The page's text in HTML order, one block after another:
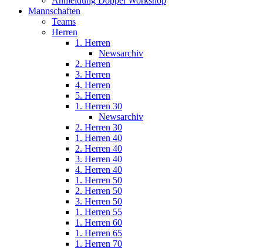
Mannschaften
Teams
Herren
1. Herren
Newsarchiv
2. Herren
3. Herren
4. Herren
5. Herren
1. Herren 30
Newsarchiv
2. Herren 30
1. Herren 40
2. Herren 40
3. Herren 40
4. Herren 40
1. Herren 50
2. Herren 50
3. Herren 50
1. Herren 55
1. Herren 60
1. Herren 65
1. Herren 70